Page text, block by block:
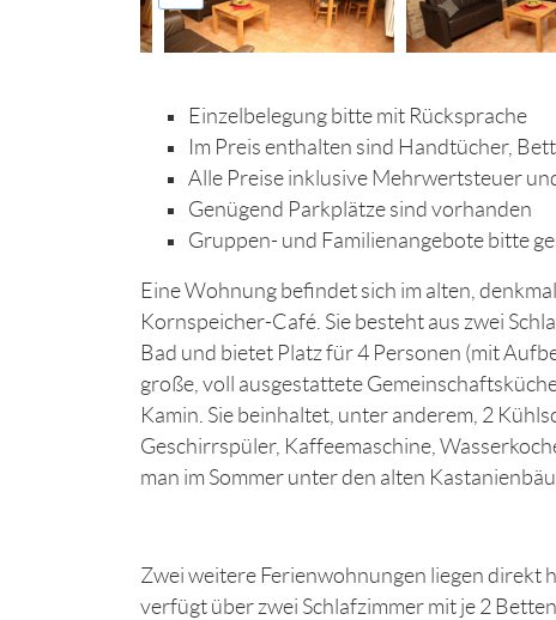
Einzelbelegung bitte mit Rücksprache
Im Preis enthalten sind Handtücher,
Alle Preise inklusive Mehrwertsteuer
Genügend Parkplätze sind vorhanden
Gruppen- und Familienangebote bitte
Eine Wohnung befindet sich im alten,
Kornspeicher-Café. Sie besteht aus zwei
Bad und bietet Platz für 4 Personen (mit
große, voll ausgestattete
Kamin. Sie beinhaltet, unter anderem, 2
Geschirrspüler, Kaffeemaschine,
man im Sommer unter den alten
Zwei weitere Ferienwohnungen liegen direkt
verfügt über zwei Schlafzimmer mit je 2